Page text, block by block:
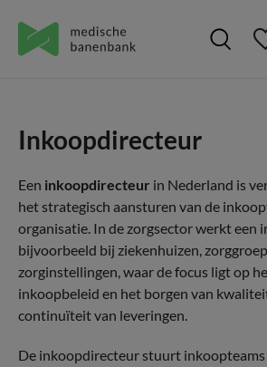
Inkoopdirecteur
Een inkoopdirecteur in Nederland is
het strategisch aansturen van de
organisatie. In de zorgsector werkt een
bijvoorbeeld bij ziekenhuizen,
zorginstellingen, waar de focus ligt op
inkoopbeleid en het borgen van
continuïteit van leveringen.
De inkoopdirecteur stuurt inkoopteams